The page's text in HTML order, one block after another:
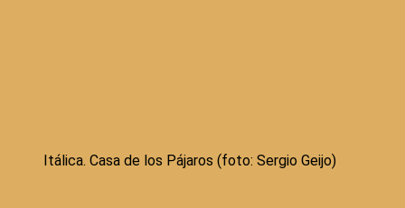
Itálica. Casa de los Pájaros (foto: Sergio Geijo)